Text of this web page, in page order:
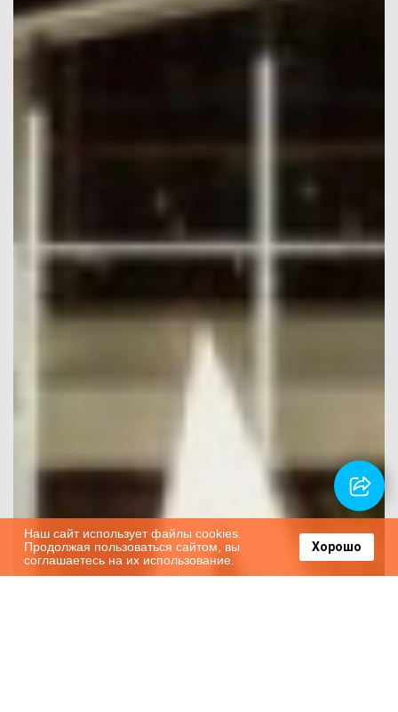
Наш сайт использует файлы cookies.
Продолжая пользоваться сайтом, вы
соглашаетесь на их использование.
Хорошо